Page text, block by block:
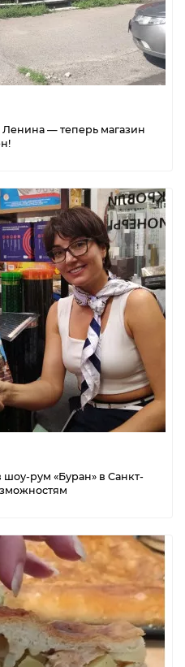
Ленина — теперь магазин
рум «Буран» в Санкт-